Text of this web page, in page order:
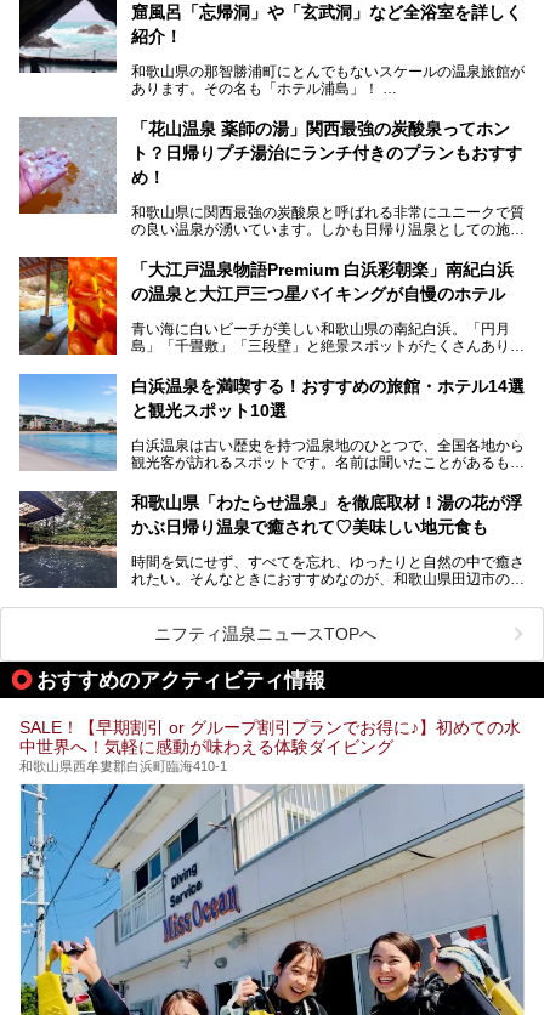
窟風呂「忘帰洞」や「玄武洞」など全浴室を詳しく
紹介！
和歌山県の那智勝浦町にとんでもないスケールの温泉旅館が
あります。その名も「ホテル浦島」！
泉。日本一長いエスカレーターで「本館」と「山上館」を結
び、海を一望する絶景も。
6ヵ所のお風呂のうち5ヵ所までは日帰り入浴も可。可愛ら
しいカメさんの形の送迎船「浦島丸」に乗っていざ、温泉の
湧く竜宮城へ！
───
提供元：那智勝浦町【PR】
この記事は那智勝浦町のPR記事です。
「花山温泉 薬師の湯」関西最強の炭酸泉ってホン
ト？日帰りプチ湯治にランチ付きのプランもおすす
め！
和歌山県に関西最強の炭酸泉と呼ばれる非常にユニークで質
の良い温泉が湧いています。しかも日帰り温泉としての施設
薬師の湯」。朝一番のお風呂にはパリパリシャリシャリと膜
が張って、それを砕きながら入浴できるとか！
ンチに人気のお食事処メニューも紹介しちゃいます！
「大江戸温泉物語Premium 白浜彩朝楽」南紀白浜
の温泉と大江戸三つ星バイキングが自慢のホテル
青い海に白いビーチが美しい和歌山県の南紀白浜。「円月
島」「千畳敷」「三段壁」と絶景スポットがたくさんありま
場する歴史の古さから日本三古湯の一つにも。
そんな「南紀白浜温泉」の「大江戸温泉物語Premium 白浜
グ」がスタートしました。温泉＆バイキング＆レジャースポ
ットとしてのこのホテルの魅力をたっぷり体験してきたので
───
提供元：大江戸温泉物語ホテルズ＆リゾーツ株式会社【P
この記事は大江戸温泉物語Premium 白浜彩朝楽のPR記事で
す。
白浜温泉を満喫する！おすすめの旅館・ホテル14選
と観光スポット10選
白浜温泉は古い歴史を持つ温泉地のひとつで、全国各地から
観光客が訪れるスポットです。名前は聞いたことがあるもの
か、実は知らない方も多いのではないでしょうか。
そこで今回は、白浜温泉ビギナー向けの基本情報をご紹介し
浜温泉を訪れるなら外せない観光スポットも合わせてご紹介
します。
和歌山県「わたらせ温泉」を徹底取材！湯の花が浮
かぶ日帰り温泉で癒されて♡美味しい地元食も
時間を気にせず、すべてを忘れ、ゆったりと自然の中で癒さ
れたい。そんなときにおすすめなのが、和歌山県田辺市の
の豊かな山々を眺めながら、どんどん期待が膨らみますよ。
「わたらせ温泉」では、温泉に入れるだけではなく、地元の
特産品を使った食事をいただける「露天食堂」でお腹も満た
すことができます。ぜひチェックしてくださいね。
ニフティ温泉ニュースTOPへ
おすすめのアクティビティ情報
SALE！【早期割引 or グループ割引プランでお得に♪】初めての水
中世界へ！気軽に感動が味わえる体験ダイビング
和歌山県西牟婁郡白浜町臨海410-1